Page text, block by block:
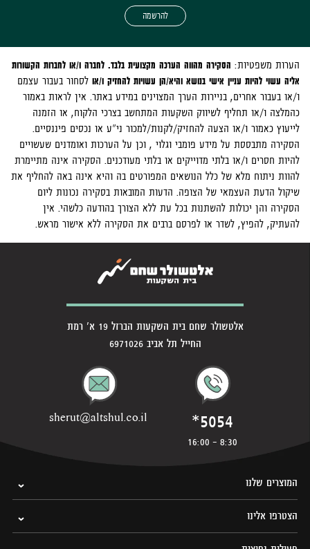
להרשמה
הערות משפטיות: הסקירה מהווה הערכה מקצועית בלבד. לחברה ו/או לחברות הקשורות
אליה עשוי להיות עניין אישי בנושא והיא/הן עשויות להחזיק ו/או לסחור בעבור עצמם
ו/או בעבור אחרים, בניירות הערך המצוינים במידע באתר. אין לראות באמור
כהמלצה ו/או תחליף לשיווק השקעות המתחשב בצרכי הלקוח, או הזמנה
לייעוץ כאמור ו/או הצעה להחזיק/לקנות/למכור ני"ע או נכסים פיננסיים.
הסקירה מתבססת על מידע פומבי וגלוי , וכן על הערכות ואומדנים שעשויים
להיות חסרים ו/או בלתי מדוייקים או בלתי מעודכנים. הסקירה אינה מתיימרת
להוות ניתוח מלא של כלל הנושאים המפורטים בה והיא אינה באה להחליף את
שיקול הדעת העצמאי של הצופה. הדעות המובאות בסקירה נכונות ליום
הסקירה והן יכולות להשתנות בכל עת ללא הצורך בהודעה כלשהי. אין
להעתיק, להפיץ, לשדר או לפרסם ברבים את הסקירה ללא אישור מראש.
אלטשולר שחם בית השקעות הברזל 19 א' רמת
החייל תל אביב 6971026
*5054
8:30 - 16:00
sherut@altshul.co.il
המוצרים שלנו
הצטרפו אלינו